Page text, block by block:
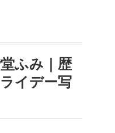
堂ふみ｜歴
イデー写